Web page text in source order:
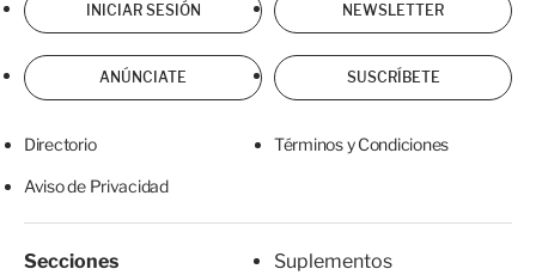
INICIAR SESIÓN NEWSLETTER
ANÚNCIATE SUSCRÍBETE
Directorio Términos y Condiciones
Aviso de Privacidad
Secciones
Suplementos